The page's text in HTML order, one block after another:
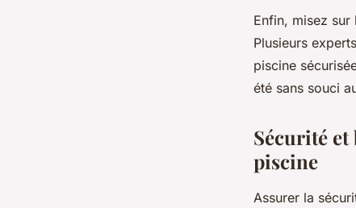
Enfin, misez
Plusieurs
piscine
été sans souci
Sécurité
piscine
Assurer la